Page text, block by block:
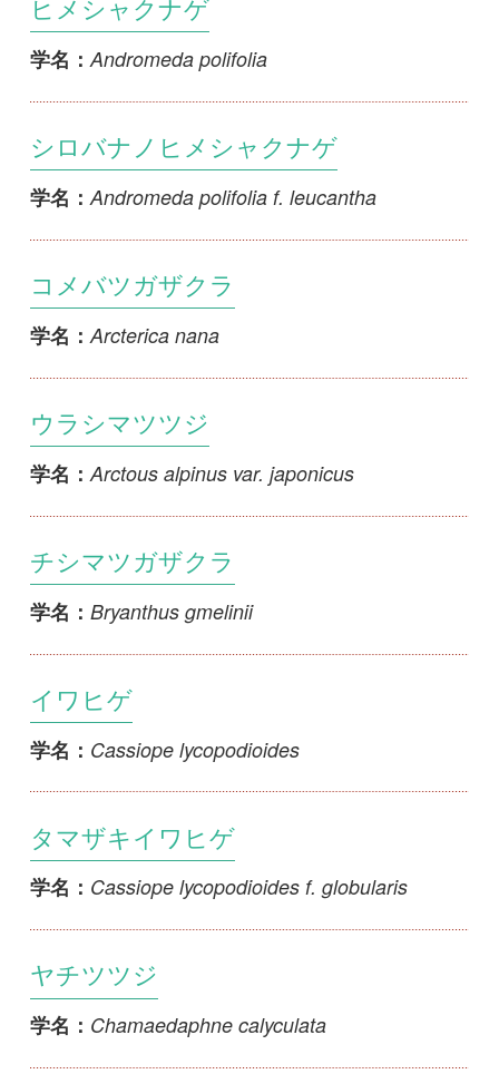
シロバナノヒメシャクナゲ
コメバツガザクラ
学名： Arcterica nana
ウラシマツツジ
学名： Bryanthus gmelinii
学名： Cassiope lycopodioides
タマザキイワヒゲ
ヤチツツジ
ウメガサソウ
学名： Chimaphila japonica
オオウメガサソウ
学名：